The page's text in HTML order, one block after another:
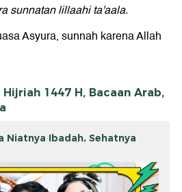
sunnatan lillaahi ta'aala.
Asyura, sunnah karena Allah
1447 H, Bacaan Arab,
Niatnya Ibadah, Sehatnya